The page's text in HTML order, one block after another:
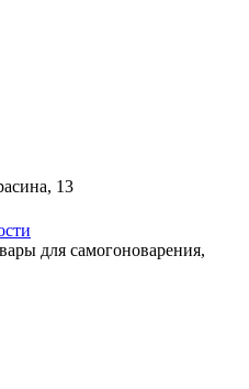
13
для самогоноварения,